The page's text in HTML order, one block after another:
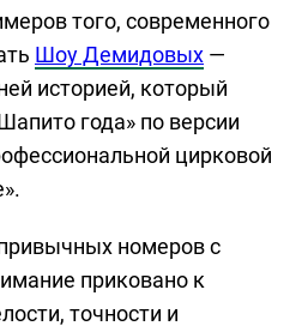
того, современного
Шоу Демидовых —
историей, который
года» по версии
цирковой
номеров с
приковано к
точности и